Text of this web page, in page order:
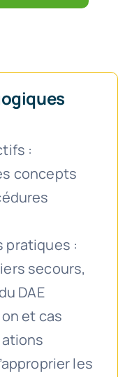
:
concepts
pratiques :
secours,
DAE
et cas
les